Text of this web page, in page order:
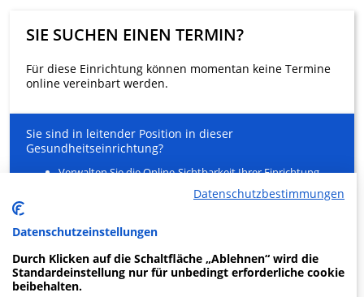
SIE SUCHEN EINEN TERMIN?
Für diese Einrichtung können momentan keine Termine
online vereinbart werden.
Sie sind in leitender Position in dieser
Gesundheitseinrichtung?
Verwalten Sie die Online-Sichtbarkeit Ihrer Einrichtung
von Arztterminen
MEHR ERFAHREN
Datenschutzbestimmungen
Datenschutzeinstellungen
Durch Klicken auf die Schaltfläche „Ablehnen“ wird die
Standardeinstellung nur für unbedingt erforderliche cookie
beibehalten.